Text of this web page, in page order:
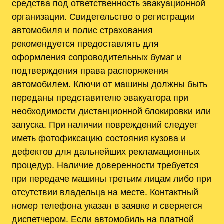
средства под ответственность эвакуационной
организации. Свидетельство о регистрации
автомобиля и полис страхования
рекомендуется предоставлять для
оформления сопроводительных бумаг и
подтверждения права распоряжения
автомобилем. Ключи от машины должны быть
переданы представителю эвакуатора при
необходимости дистанционной блокировки или
запуска. При наличии повреждений следует
иметь фотофиксацию состояния кузова и
дефектов для дальнейших рекламационных
процедур. Наличие доверенности требуется
при передаче машины третьим лицам либо при
отсутствии владельца на месте. Контактный
номер телефона указан в заявке и сверяется
диспетчером. Если автомобиль на платной